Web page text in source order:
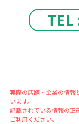
TEL
実際の店舗・企業の情報
います。
記載されている情報の正
ご利用ください。